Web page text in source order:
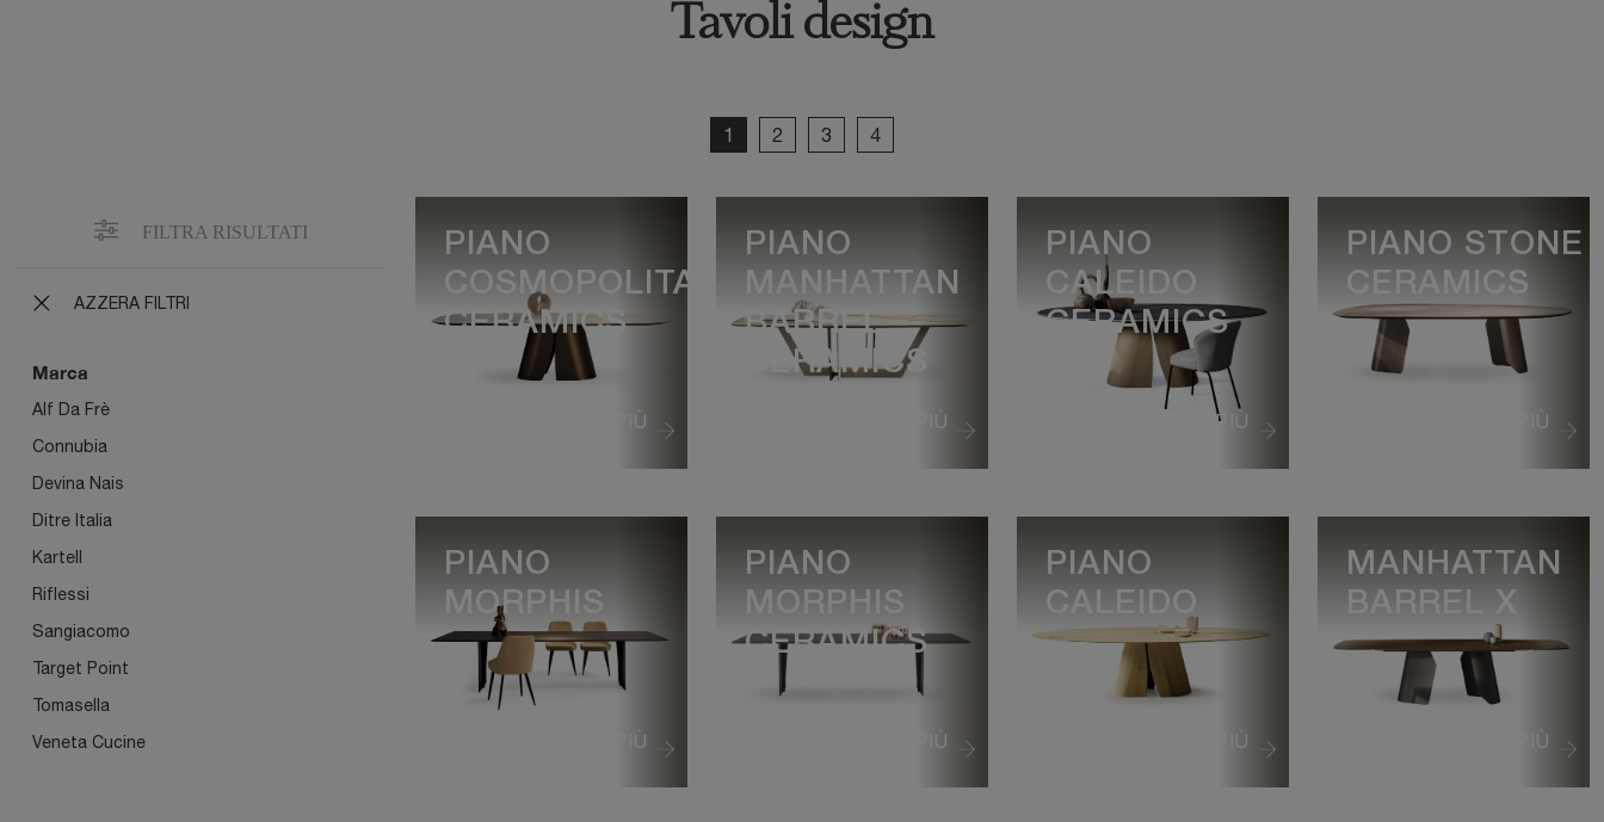
Tavoli design
1 2 3 4
FILTRA RISULTATI
AZZERA FILTRI
Marca
Alf Da Frè
Connubia
Devina Nais
Ditre Italia
Kartell
Riflessi
Sangiacomo
Target Point
Tomasella
Veneta Cucine
VEDI DI PIÙ
PIANO
COSMOPOLITAN
CERAMICS
VEDI DI PIÙ
PIANO
MANHATTAN
BARREL
CERAMICS
VEDI DI PIÙ
PIANO
CALEIDO
CERAMICS
VEDI DI PIÙ
PIANO STONE
CERAMICS
VEDI DI PIÙ
PIANO
MORPHIS
VEDI DI PIÙ
PIANO
MORPHIS
CERAMICS
VEDI DI PIÙ
PIANO
CALEIDO
VEDI DI PIÙ
MANHATTAN
BARREL X